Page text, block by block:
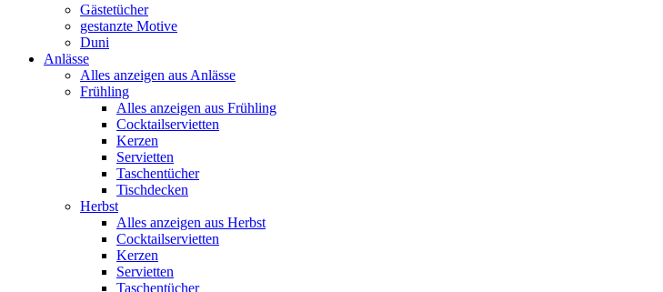
Gästetücher
gestanzte Motive
Duni
Anlässe
Alles anzeigen aus Anlässe
Frühling
Alles anzeigen aus Frühling
Cocktailservietten
Kerzen
Servietten
Taschentücher
Tischdecken
Herbst
Alles anzeigen aus Herbst
Cocktailservietten
Kerzen
Servietten
Taschentücher